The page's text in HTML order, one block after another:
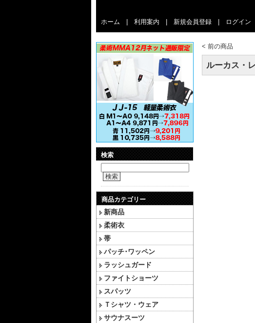
ホーム 利用案内 新規会員登録 ログイン
検索
検索
商品カテゴリー
新商品
柔術衣
帯
パッチ･ワッペン
ラッシュガード
ファイトショーツ
スパッツ
Ｔシャツ・ウェア
サウナスーツ
< 前の商品
ルーカス・